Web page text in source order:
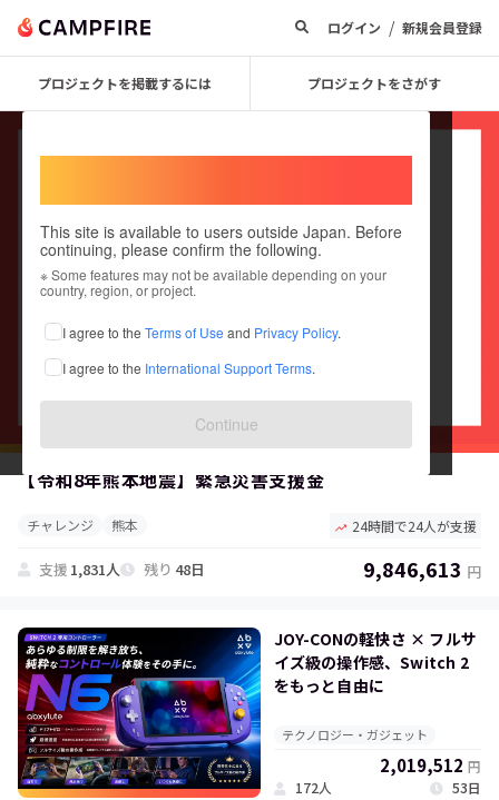
ログイン / 新規会員登録
プロジェクトを掲載するには プロジェクトをさがす
This site is available to users outside Japan. Before
continuing, please confirm the following.
※ Some features may not be available depending on your
country, region, or project.
I agree to the Terms of Use and Privacy Policy.
I agree to the International Support Terms.
Continue
【令和8年熊本地震】緊急災害支援金
チャレンジ 熊本 24時間で24人が支援
支援 1,831人 残り 48日 9,846,613 円
JOY-CONの軽快さ × フルサ
イズ級の操作感、Switch 2
をもっと自由に
テクノロジー・ガジェット
2,019,512 円
172人
53日